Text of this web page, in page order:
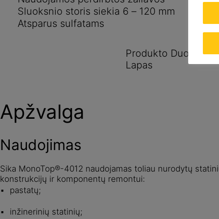
Sluoksnio storis siekia 6 – 120 mm
Atsparus sulfatams
Produkto Duomenų
Lapas
Apžvalga
Naudojimas
Sika MonoTop®-4012 naudojamas toliau nurodytų
konstrukcijų ir komponentų remontui:
pastatų;
inžinerinių statinių;